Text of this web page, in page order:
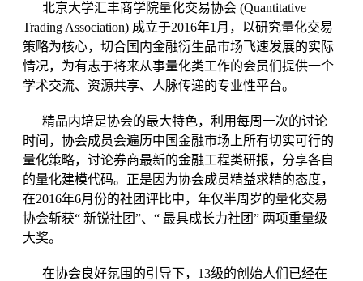
北京大学汇丰商学院量化交易协会 (Quantitative
Trading Association) 成立于2016年1月，以研究量化交易
策略为核心，切合国内金融衍生品市场飞速发展的实际
情况，为有志于将来从事量化类工作的会员们提供一个
学术交流、资源共享、人脉传递的专业性平台。
精品内培是协会的最大特色，利用每周一次的讨论
时间，协会成员会遍历中国金融市场上所有切实可行的
量化策略，讨论券商最新的金融工程类研报，分享各自
的量化建模代码。正是因为协会成员精益求精的态度，
在2016年6月份的社团评比中，年仅半周岁的量化交易
协会斩获“ 新锐社团”、“ 最具成长力社团” 两项重量级
大奖。
在协会良好氛围的引导下，13级的创始人们已经在